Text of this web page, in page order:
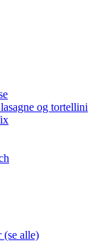
og tortellini
(se alle)